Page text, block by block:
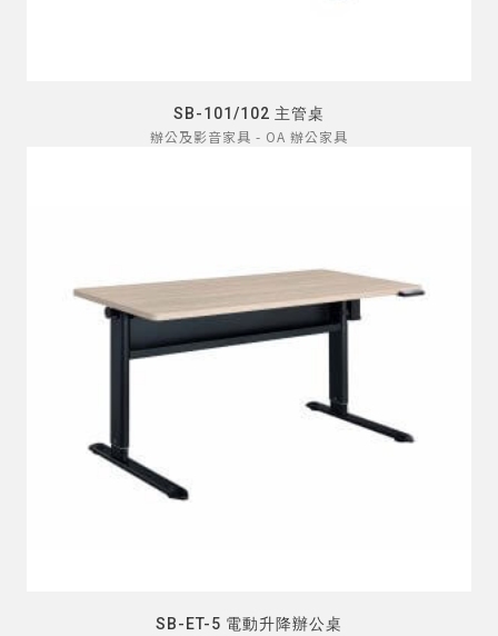
SB-101/102 主管桌
辦公及影音家具 - OA 辦公家具
SB-ET-5 電動升降辦公桌